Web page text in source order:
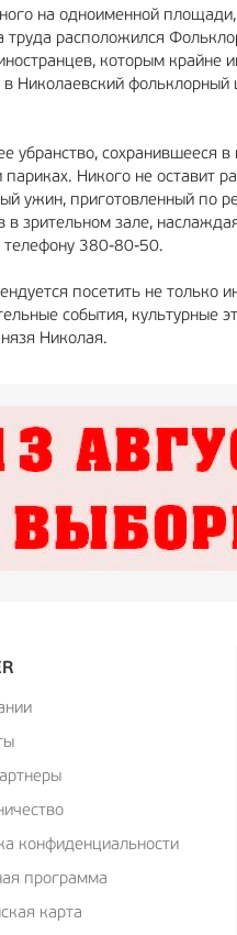
на одноименной
расположился
которым крайне
в Николаевский
убранство, сохранившееся
Никого не оставит
ужин, приготовленный по
в зрительном зале,
телефону 380-80-50.
посетить не только
события, культурные
Николая.
конфиденциальности
программа
карта